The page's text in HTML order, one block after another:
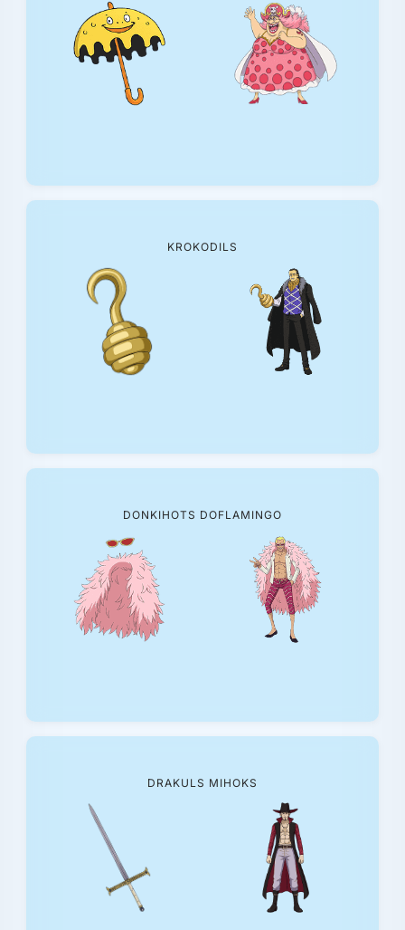
KROKODILS
DONKIHOTS DOFLAMINGO
DRAKULS MIHOKS